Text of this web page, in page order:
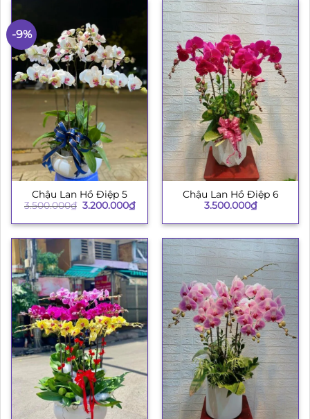
-9%
Chậu Lan Hồ Điệp 5
3.500.000₫ Giá
là:
3.200.000₫Giá
hiện
tại
3.200.000₫.
Chậu Lan Hồ Điệp 6
3.500.000₫